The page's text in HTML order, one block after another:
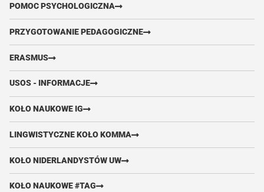
POMOC PSYCHOLOGICZNA
PRZYGOTOWANIE PEDAGOGICZNE
ERASMUS
USOS - INFORMACJE
KOŁO NAUKOWE IG
LINGWISTYCZNE KOŁO KOMMA
KOŁO NIDERLANDYSTÓW UW
KOŁO NAUKOWE #TAG